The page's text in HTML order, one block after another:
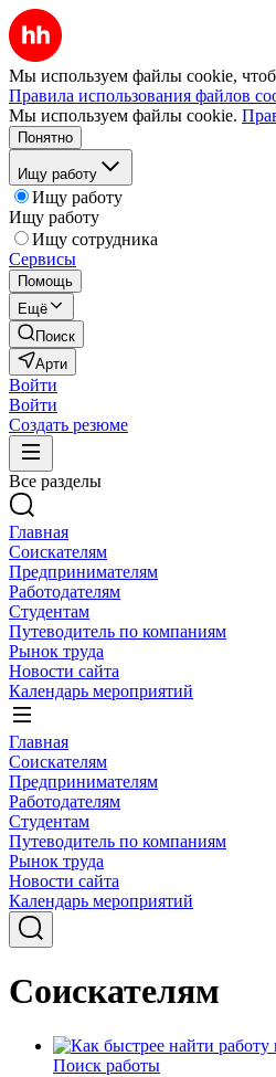
Мы используем файлы cookie,
Правила использования файлов
Мы используем файлы cookie.
Понятно
Ищу работу
Ищу работу
Ищу работу
Ищу сотрудника
Сервисы
Помощь
Ещё
Поиск
Арти
Войти
Войти
Создать резюме
Все разделы
Главная
Соискателям
Предпринимателям
Работодателям
Студентам
Путеводитель по компаниям
Рынок труда
Новости сайта
Календарь мероприятий
Главная
Соискателям
Предпринимателям
Работодателям
Студентам
Путеводитель по компаниям
Рынок труда
Новости сайта
Календарь мероприятий
Соискателям
Поиск работы